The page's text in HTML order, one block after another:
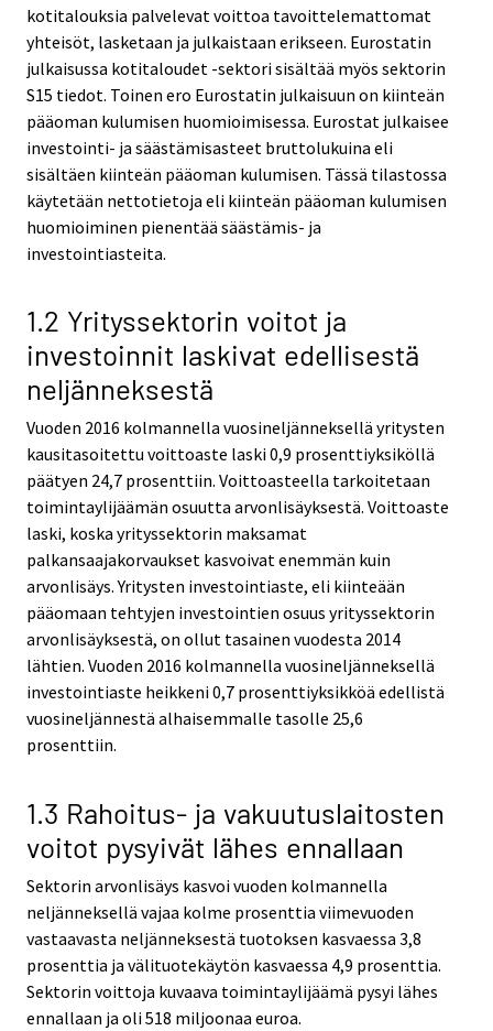
kotitalouksia palvelevat voittoa tavoittelemattomat
yhteisöt, lasketaan ja julkaistaan erikseen. Eurostatin
julkaisussa kotitaloudet -sektori sisältää myös sektorin
S15 tiedot. Toinen ero Eurostatin julkaisuun on kiinteän
pääoman kulumisen huomioimisessa. Eurostat julkaisee
investointi- ja säästämisasteet bruttolukuina eli
sisältäen kiinteän pääoman kulumisen. Tässä tilastossa
käytetään nettotietoja eli kiinteän pääoman kulumisen
huomioiminen pienentää säästämis- ja
investointiasteita.
1.2 Yrityssektorin voitot ja
investoinnit laskivat edellisestä
neljänneksestä
Vuoden 2016 kolmannella vuosineljänneksellä yritysten
kausitasoitettu voittoaste laski 0,9 prosenttiyksiköllä
päätyen 24,7 prosenttiin. Voittoasteella tarkoitetaan
toimintaylijäämän osuutta arvonlisäyksestä. Voittoaste
laski, koska yrityssektorin maksamat
palkansaajakorvaukset kasvoivat enemmän kuin
arvonlisäys. Yritysten investointiaste, eli kiinteään
pääomaan tehtyjen investointien osuus yrityssektorin
arvonlisäyksestä, on ollut tasainen vuodesta 2014
lähtien. Vuoden 2016 kolmannella vuosineljänneksellä
investointiaste heikkeni 0,7 prosenttiyksikköä edellistä
vuosineljännestä alhaisemmalle tasolle 25,6
prosenttiin.
1.3 Rahoitus- ja vakuutuslaitosten
voitot pysyivät lähes ennallaan
Sektorin arvonlisäys kasvoi vuoden kolmannella
neljänneksellä vajaa kolme prosenttia viimevuoden
vastaavasta neljänneksestä tuotoksen kasvaessa 3,8
prosenttia ja välituotekäytön kasvaessa 4,9 prosenttia.
Sektorin voittoja kuvaava toimintaylijäämä pysyi lähes
ennallaan ja oli 518 miljoonaa euroa.